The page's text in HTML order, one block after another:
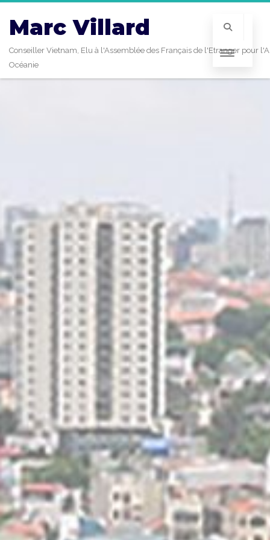
Marc Villard
Conseiller Vietnam, Elu à l'Assemblée des Français de l'Etranger pour
Océanie